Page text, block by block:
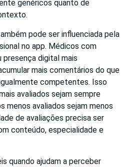
genéricos quanto de
pode ser influenciada pela
no app. Médicos com
presença digital mais
mais comentários do que
competentes. Isso
avaliados sejam sempre
menos avaliados sejam menos
de avaliações precisa ser
conteúdo, especialidade e
quando ajudam a perceber